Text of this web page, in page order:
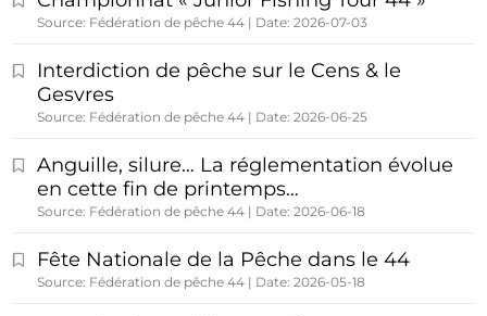
Source: Fédération de pêche 44 Date: 2026-07-03
Interdiction de pêche sur le Cens & le
Gesvres
Source: Fédération de pêche 44 Date: 2026-06-25
Anguille, silure… La réglementation évolue
en cette fin de printemps…
Source: Fédération de pêche 44 Date: 2026-06-18
Fête Nationale de la Pêche dans le 44
Source: Fédération de pêche 44 Date: 2026-05-18